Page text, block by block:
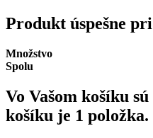
Produkt úspešne
Množstvo
Spolu
Vo Vašom košíku
košíku je 1 položka.